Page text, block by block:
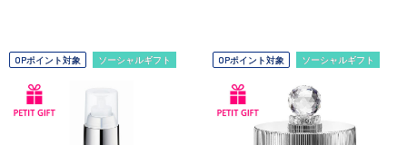
OPポイント対象 ソーシャルギフト OPポイント対象 ソーシャルギフト